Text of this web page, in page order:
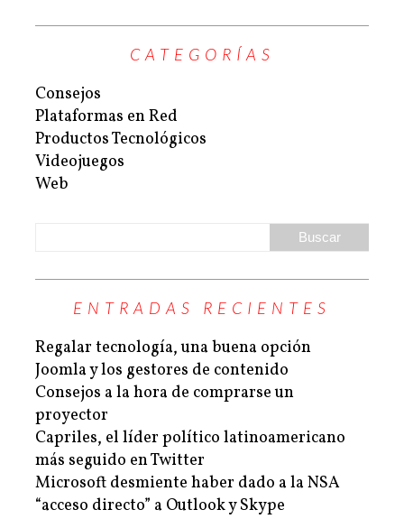
CATEGORÍAS
Consejos
Plataformas en Red
Productos Tecnológicos
Videojuegos
Web
ENTRADAS RECIENTES
Regalar tecnología, una buena opción
Joomla y los gestores de contenido
Consejos a la hora de comprarse un
proyector
Capriles, el líder político latinoamericano
más seguido en Twitter
Microsoft desmiente haber dado a la NSA
“acceso directo” a Outlook y Skype